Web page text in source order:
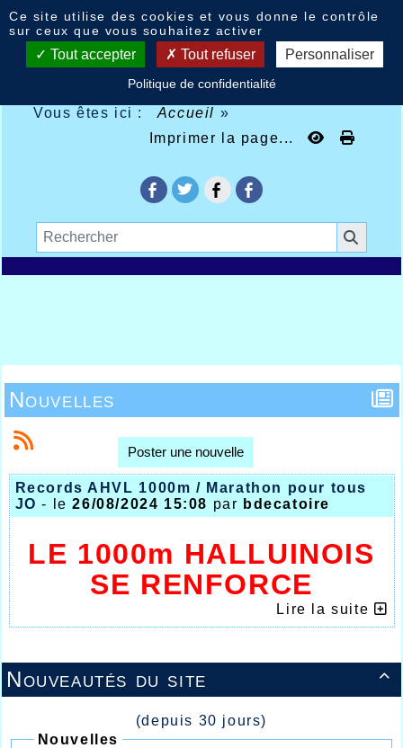
Vous êtes ici : Accueil »
Imprimer la page...

Nouveautés du site
(depuis 30 jours)
Nouvelles
Nouvelles
Poster une nouvelle
Records AHVL 1000m / Marathon pour tous
JO - le26/08/2024 15:08 par bdecatoire
LE 1000m HALLUINOIS
SE RENFORCE
Lire la suite
Ce site utilise des cookies et vous donne le contrôle
sur ceux que vous souhaitez activer
Tout accepter Tout refuser Personnaliser
Politique de confidentialité